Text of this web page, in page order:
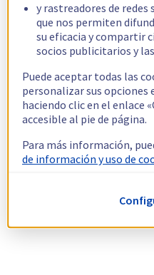
y rastreadores de redes
que nos permiten
su eficacia y compartir
socios publicitarios y
Puede aceptar todas las
personalizar sus
haciendo clic en el enlace
accesible al pie de página.
Para más información,
de información y uso de